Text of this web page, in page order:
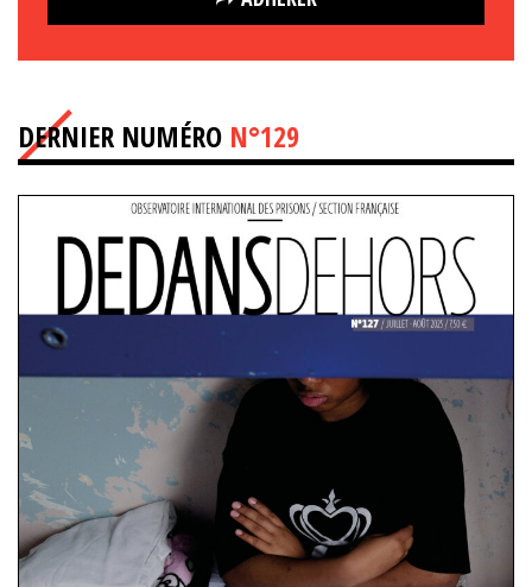
DERNIER NUMÉRO N°129